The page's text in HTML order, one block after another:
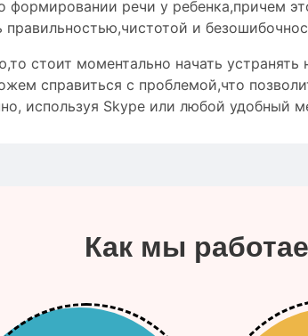
формировании речи у ребенка,причем
правильностью,чистотой и
стоит моментально начать
справиться с проблемой,что
используя Skype или любой удобный
Как мы